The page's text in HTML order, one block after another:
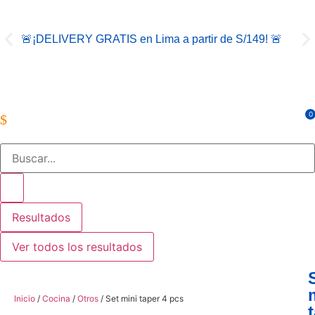
🚨¡DELIVERY GRATIS en Lima a partir de S/149! 🚨
0
Resultados
Ver todos los resultados
Inicio / Cocina / Otros / Set mini taper 4 pcs